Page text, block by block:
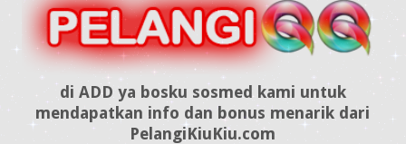
di ADD ya bosku sosmed kami untuk
mendapatkan info dan bonus menarik dari
PelangiKiuKiu.com